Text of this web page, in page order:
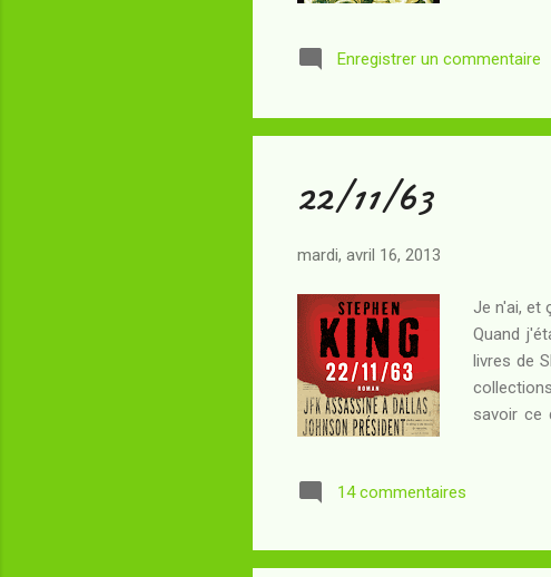
Enregistrer un commentaire
22/11/63
mardi, avril 16, 2013
Je n'ai, et
Quand
livres de
savoir ce
nature
suite
14 commentaires